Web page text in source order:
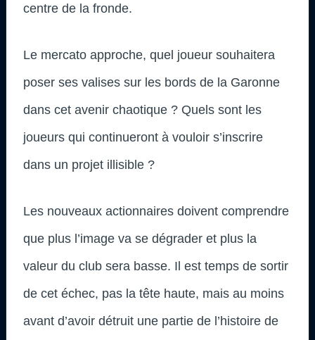
centre de la fronde.
Le mercato approche, quel joueur souhaitera
poser ses valises sur les bords de la Garonne
dans cet avenir chaotique ? Quels sont les
joueurs qui continueront à vouloir s’inscrire
dans un projet illisible ?
Les nouveaux actionnaires doivent comprendre
que plus l’image va se dégrader et plus la
valeur du club sera basse. Il est temps de sortir
de cet échec, pas la tête haute, mais au moins
avant d’avoir détruit une partie de l’histoire de